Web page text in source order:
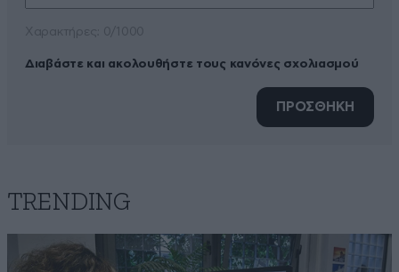
Διαβάστε και ακολουθήστε τους κανόνες σχολιασμού
ΠΡΟΣΘΗΚΗ
TRENDING